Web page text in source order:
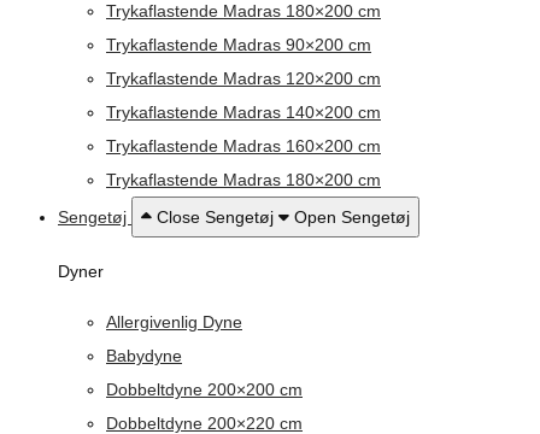
Trykaflastende Madras 180×200 cm
Trykaflastende Madras 90×200 cm
Trykaflastende Madras 120×200 cm
Trykaflastende Madras 140×200 cm
Trykaflastende Madras 160×200 cm
Trykaflastende Madras 180×200 cm
Sengetøj
Close Sengetøj Open Sengetøj
Dyner
Allergivenlig Dyne
Babydyne
Dobbeltdyne 200×200 cm
Dobbeltdyne 200×220 cm